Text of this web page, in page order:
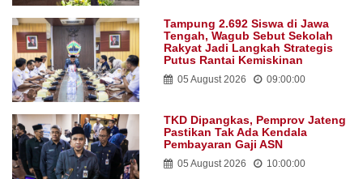
Tampung 2.692 Siswa di Jawa
Tengah, Wagub Sebut Sekolah
Rakyat Jadi Langkah Strategis
Putus Rantai Kemiskinan
05 August 2026 09:00:00
TKD Dipangkas, Pemprov Jateng
Pastikan Tak Ada Kendala
Pembayaran Gaji ASN
05 August 2026 10:00:00